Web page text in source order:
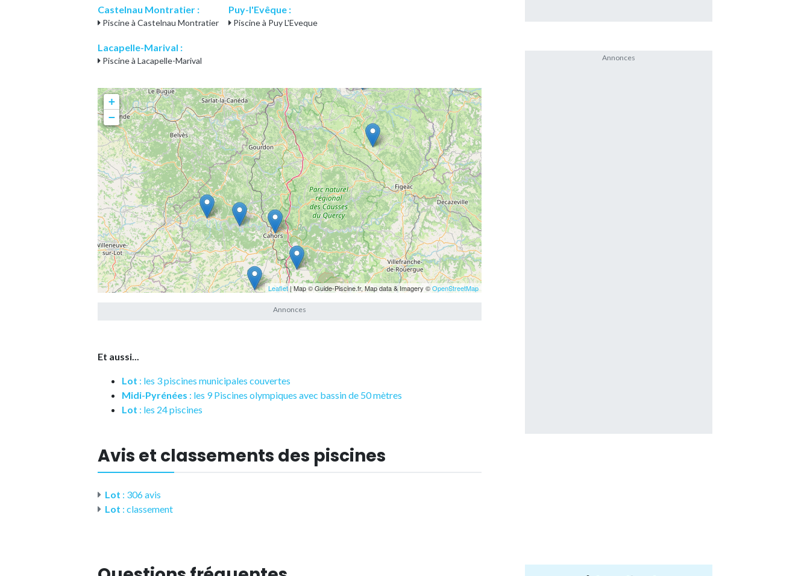
Castelnau Montratier :
Piscine à Castelnau Montratier
Lacapelle-Marival :
Piscine à Lacapelle-Marival
Puy-l'Evêque :
Piscine à Puy L'Eveque
+
−
Leaflet| Map © Guide-Piscine.fr, Map data & Imagery ©OpenStreetMap
Et aussi...
Lot : les 3 piscines municipales couvertes
Midi-Pyrénées : les 9 Piscines olympiques avec bassin de 50 mètres
Lot : les 24 piscines
Avis et classements des piscines
Lot : 306 avis
Lot : classement